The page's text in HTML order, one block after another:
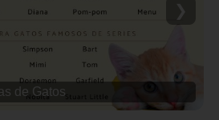
de Gatos
❯